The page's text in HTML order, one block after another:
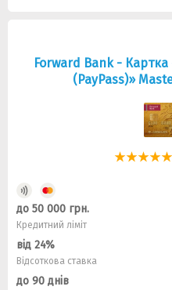
Forward Bank - Картка
(PayPass)»
до 50 000 грн.
Кредитний ліміт
від 24%
Відсоткова ставка
до 90 днів